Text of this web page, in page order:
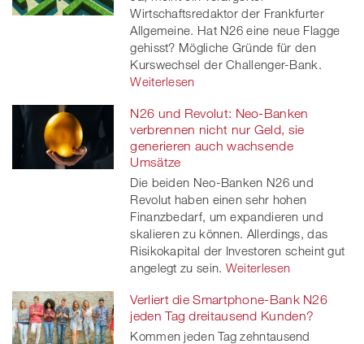
Wirtschaftsredaktor der Frankfurter
Allgemeine. Hat N26 eine neue Flagge
gehisst? Mögliche Gründe für den
Kurswechsel der Challenger-Bank.
Weiterlesen
N26 und Revolut: Neo-Banken
verbrennen nicht nur Geld, sie
generieren auch wachsende
Umsätze
Die beiden Neo-Banken N26 und
Revolut haben einen sehr hohen
Finanzbedarf, um expandieren und
skalieren zu können. Allerdings, das
Risikokapital der Investoren scheint gut
angelegt zu sein. Weiterlesen
Verliert die Smartphone-Bank N26
jeden Tag dreitausend Kunden?
Kommen jeden Tag zehntausend